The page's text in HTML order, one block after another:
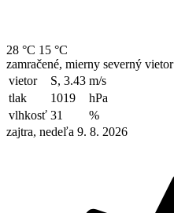
28 °C 15 °C
zamračené, mierny severný vietor
vietor
S, 3.43 m/s
tlak
1019
hPa
vlhkosť 31
%
zajtra, nedeľa 9. 8. 2026